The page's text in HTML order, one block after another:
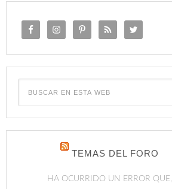
TEMAS DEL FORO
HA OCURRIDO UN ERROR QUE,